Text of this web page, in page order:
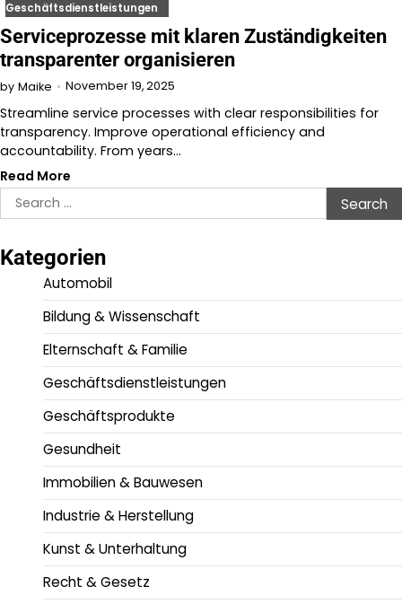
Geschäftsdienstleistungen
Serviceprozesse mit klaren Zuständigkeiten
transparenter organisieren
by Maike November 19, 2025
Streamline service processes with clear responsibilities for
transparency. Improve operational efficiency and
accountability. From years…
Read More
Search
for:
Kategorien
Automobil
Bildung & Wissenschaft
Elternschaft & Familie
Geschäftsdienstleistungen
Geschäftsprodukte
Gesundheit
Immobilien & Bauwesen
Industrie & Herstellung
Kunst & Unterhaltung
Recht & Gesetz